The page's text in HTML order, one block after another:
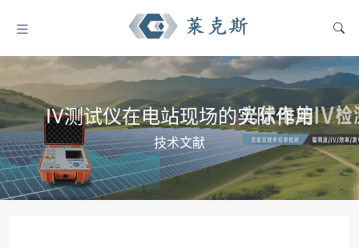
IV测试仪在电站现场的实际作用
技术文献